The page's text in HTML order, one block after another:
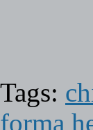
Tags:
forma